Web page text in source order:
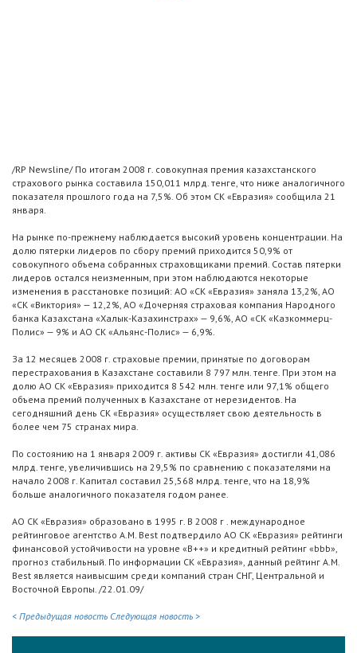
/RP Newsline/ По итогам 2008 г. совокупная премия казахстанского
страхового рынка составила 150,011 млрд. тенге, что ниже аналогичного
показателя прошлого года на 7,5%. Об этом СК «Евразия» сообщила 21
января.
На рынке по-прежнему наблюдается высокий уровень концентрации. На
долю пятерки лидеров по сбору премий приходится 50,9% от
совокупного объема собранных страховщиками премий. Состав пятерки
лидеров остался неизменным, при этом наблюдаются некоторые
изменения в расстановке позиций: АО «СК «Евразия» заняла 13,2%, АО
«СК «Виктория» — 12,2%, АО «Дочерняя страховая компания Народного
банка Казахстана «Халык-Казахинстрах» — 9,6%, АО «СК «Казкоммерц-
Полис» — 9% и АО СК «Альянс-Полис» — 6,9%.
За 12 месяцев 2008 г. страховые премии, принятые по договорам
перестрахования в Казахстане составили 8 797 млн. тенге. При этом на
долю АО СК «Евразия» приходится 8 542 млн. тенге или 97,1% общего
объема премий полученных в Казахстане от нерезидентов. На
сегодняшний день СК «Евразия» осуществляет свою деятельность в
более чем 75 странах мира.
По состоянию на 1 января 2009 г. активы СК «Евразия» достигли 41,086
млрд. тенге, увеличившись на 29,5% по сравнению с показателями на
начало 2008 г. Капитал составил 25,568 млрд. тенге, что на 18,9%
больше аналогичного показателя годом ранее.
АО СК «Евразия» образовано в 1995 г. В 2008 г . международное
рейтинговое агентство A.M. Best подтвердило АО СК «Евразия» рейтинги
финансовой устойчивости на уровне «B++» и кредитный рейтинг «bbb»,
прогноз стабильный. По информации СК «Евразия», данный рейтинг A.M.
Best является наивысшим среди компаний стран СНГ, Центральной и
Восточной Европы. /22.01.09/
< Предыдущая новость Следующая новость >